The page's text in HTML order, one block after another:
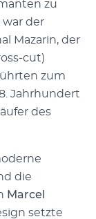
zu
war der
Mazarin, der
cut)
zum
Jahrhundert
des
die
Marcel
setzte